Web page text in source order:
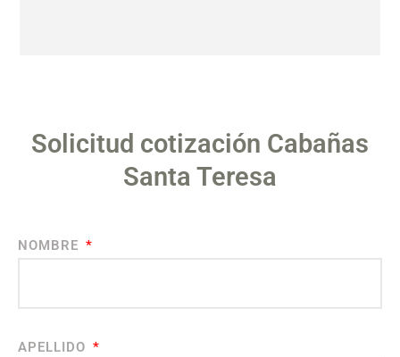
Solicitud cotización Cabañas
Santa Teresa
NOMBRE
APELLIDO